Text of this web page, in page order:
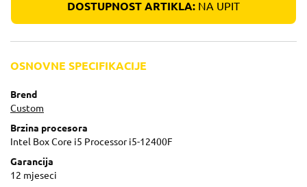
DOSTUPNOST ARTIKLA: NA UPIT
OSNOVNE SPECIFIKACIJE
Brend
Custom
Brzina procesora
Intel Box Core i5 Processor i5-12400F
Garancija
12 mjeseci